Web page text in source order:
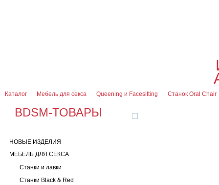
Каталог Мебель для секса Queening и Facesitting Станок Oral Chair
BDSM-ТОВАРЫ
НОВЫЕ ИЗДЕЛИЯ
МЕБЕЛЬ ДЛЯ СЕКСА
Станки и лавки
Станки Black & Red